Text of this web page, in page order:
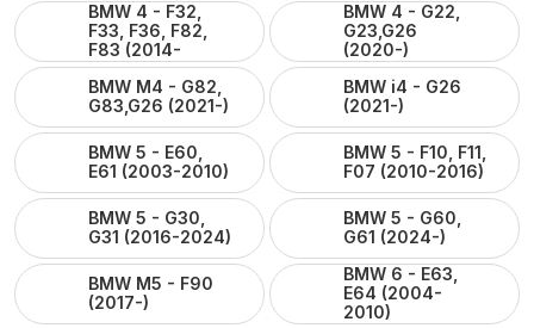
BMW 4 - F32,
F33, F36, F82,
F83 (2014-
2020)
BMW 4 - G22,
G23,G26
(2020-)
BMW M4 - G82,
G83,G26 (2021-)
BMW i4 - G26
(2021-)
BMW 5 - E60,
E61 (2003-2010)
BMW 5 - F10, F11,
F07 (2010-2016)
BMW 5 - G30,
G31 (2016-2024)
BMW 5 - G60,
G61 (2024-)
BMW M5 - F90
(2017-)
BMW 6 - E63,
E64 (2004-
2010)